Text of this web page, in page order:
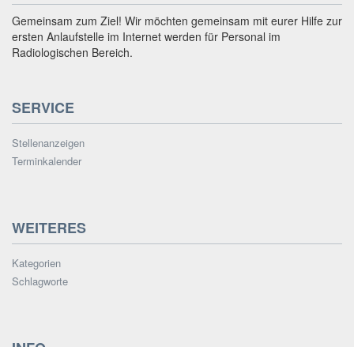
Gemeinsam zum Ziel! Wir möchten gemeinsam mit eurer Hilfe zur
ersten Anlaufstelle im Internet werden für Personal im
Radiologischen Bereich.
SERVICE
Stellenanzeigen
Terminkalender
WEITERES
Kategorien
Schlagworte